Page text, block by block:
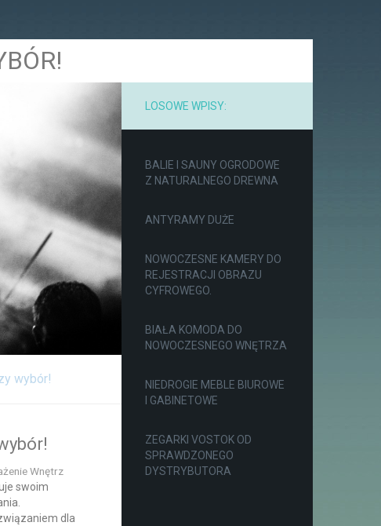
wybór!
Wnętrz
swoim
dla
LOSOWE WPISY:
BALIE I SAUNY OGRODOWE
Z NATURALNEGO DREWNA
ANTYRAMY DUŻE
NOWOCZESNE KAMERY DO
REJESTRACJI OBRAZU
CYFROWEGO.
BIAŁA KOMODA DO
NOWOCZESNEGO WNĘTRZA
NIEDROGIE MEBLE BIUROWE
I GABINETOWE
ZEGARKI VOSTOK OD
SPRAWDZONEGO
DYSTRYBUTORA